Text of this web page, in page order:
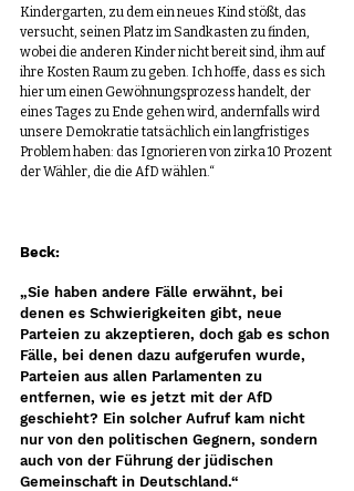
Kindergarten, zu dem ein neues Kind stößt, das
versucht, seinen Platz im Sandkasten zu finden,
wobei die anderen Kinder nicht bereit sind, ihm auf
ihre Kosten Raum zu geben. Ich hoffe, dass es sich
hier um einen Gewöhnungsprozess handelt, der
eines Tages zu Ende gehen wird, andernfalls wird
unsere Demokratie tatsächlich ein langfristiges
Problem haben: das Ignorieren von zirka 10 Prozent
der Wähler, die die AfD wählen.“
Beck:
„Sie haben andere Fälle erwähnt, bei
denen es Schwierigkeiten gibt, neue
Parteien zu akzeptieren, doch gab es schon
Fälle, bei denen dazu aufgerufen wurde,
Parteien aus allen Parlamenten zu
entfernen, wie es jetzt mit der AfD
geschieht? Ein solcher Aufruf kam nicht
nur von den politischen Gegnern, sondern
auch von der Führung der jüdischen
Gemeinschaft in Deutschland.“